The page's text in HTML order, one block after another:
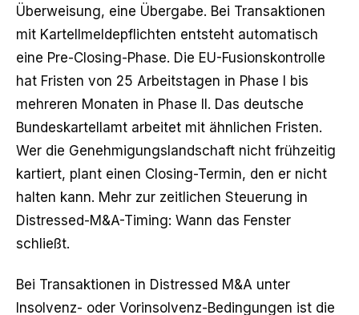
Überweisung, eine Übergabe. Bei Transaktionen
mit Kartellmeldepflichten entsteht automatisch
eine Pre-Closing-Phase. Die EU-Fusionskontrolle
hat Fristen von 25 Arbeitstagen in Phase I bis
mehreren Monaten in Phase II. Das deutsche
Bundeskartellamt arbeitet mit ähnlichen Fristen.
Wer die Genehmigungslandschaft nicht frühzeitig
kartiert, plant einen Closing-Termin, den er nicht
halten kann. Mehr zur zeitlichen Steuerung in
Distressed-M&A-Timing: Wann das Fenster
schließt.
Bei Transaktionen in Distressed M&A unter
Insolvenz- oder Vorinsolvenz-Bedingungen ist die